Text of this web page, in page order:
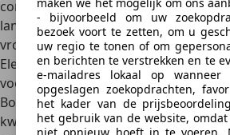
comfortabel en ook prima geschikt
langere reis. Daarnaast heeft de
vroeg stadium aandacht besteed aan
Elektrische ramen, een krachtige
voorzieningen mogen niet ontbreken
Bovendien waren de klanten
kwaliteit van afwerking en materialen
- bijvoorbeeld om uw
bezoek voort te zetten, om u
uw regio te tonen of om
en berichten te verstrekken en te
e-mailadres lokaal op
opgeslagen zoekopdrachten,
het kader van de
het gebruik van de website,
niet opnieuw hoeft in te voeren.